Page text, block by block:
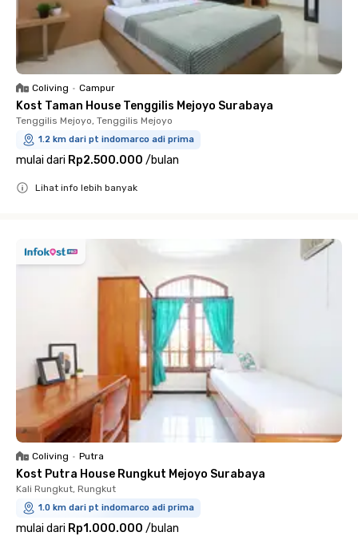
Coliving • Campur
Kost Taman House Tenggilis Mejoyo Surabaya
Tenggilis Mejoyo, Tenggilis Mejoyo
1.2 km dari pt indomarco adi prima
mulai dari Rp2.500.000 /bulan
Lihat info lebih banyak
Coliving • Putra
Kost Putra House Rungkut Mejoyo Surabaya
Kali Rungkut, Rungkut
1.0 km dari pt indomarco adi prima
mulai dari Rp1.000.000 /bulan